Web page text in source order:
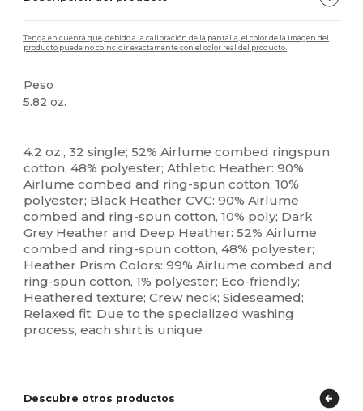
Tenga en cuenta que, debido a la calibración de la pantalla, el color de la imagen del
producto puede no coincidir exactamente con el color real del producto.
Peso
5.82 oz.
4.2 oz., 32 single; 52% Airlume combed ringspun
cotton, 48% polyester; Athletic Heather: 90%
Airlume combed and ring-spun cotton, 10%
polyester; Black Heather CVC: 90% Airlume
combed and ring-spun cotton, 10% poly; Dark
Grey Heather and Deep Heather: 52% Airlume
combed and ring-spun cotton, 48% polyester;
Heather Prism Colors: 99% Airlume combed and
ring-spun cotton, 1% polyester; Eco-friendly;
Heathered texture; Crew neck; Sideseamed;
Relaxed fit; Due to the specialized washing
process, each shirt is unique
Descubre otros productos